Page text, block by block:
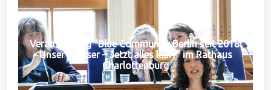
Veranstaltung "Blue Community Berlin seit 2018:
Unser Wasser – Jetzt alles klar?" im Rathaus
Charlottenburg